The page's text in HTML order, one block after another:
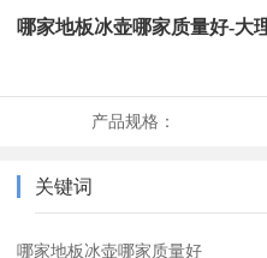
哪家地板冰壶哪家质量好-大
产品规格：
关键词
哪家地板冰壶哪家质量好